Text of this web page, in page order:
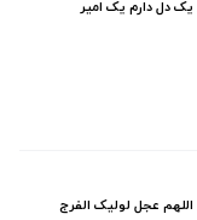
دل دارم یک امیر
عجل لولیک الفرج